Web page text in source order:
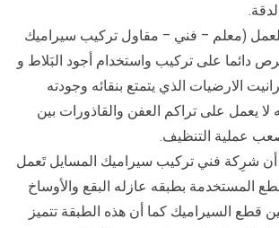
(معلم – فني – مقاول تركيب سيراميك
دائما على تركيب واستخدام أجود البَلاط و
الارضيات الذي يتمتع بنقائه وجودته
لا يعمل على تراكم العفن والقاذورات بين
عملية التنظيف.
أن شرِكة فني تركيب سيراميك المسايل تَعمل
المستخدمة بطبقه عازله البقع والأوساخ
قطع السيراميك كما أن هذه الطبقة تتميز